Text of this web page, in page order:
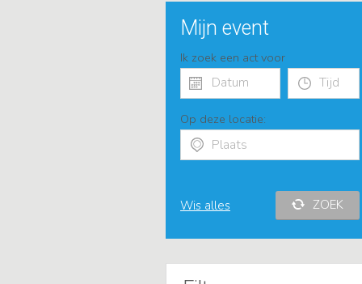
Mijn event
Ik zoek een act voor
Op deze locatie:
Wis alles ZOEK